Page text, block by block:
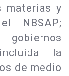
materias y
NBSAP;
la
de medio